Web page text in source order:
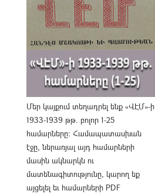
Մեր կայքում տեղադրել ենք «ՎԷՄ»-ի
1933-1939 թթ. բոլոր 1-25
համարները։ Համապատասխան
էջը, ներառյալ այդ համարների
մասին ակնարկն ու
մատենագիտությունը, կարող եք
այցելել եւ համարների PDF